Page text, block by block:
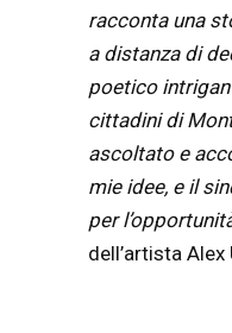
racconta una
a distanza di
poetico
cittadini di
ascoltato e
mie idee, e il
per
dell’artista Alex